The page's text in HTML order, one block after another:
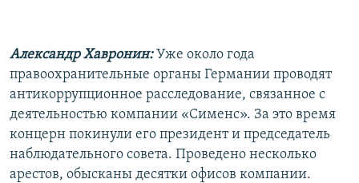
Александр Хавронин:Уже около года
правоохранительные органы Германии проводят
антикоррупционное расследование, связанное с
деятельностью компании «Сименс». За это время
концерн покинули его президент и председатель
наблюдательного совета. Проведено несколько
арестов, обысканы десятки офисов компании.